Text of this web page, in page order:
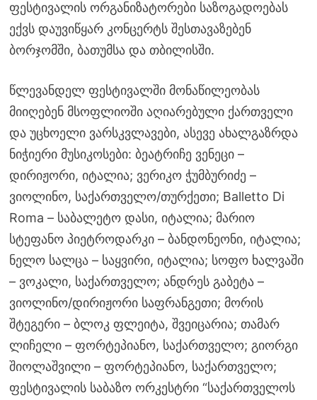
ფესტივალის ორგანიზატორები საზოგადოებას
ექვს დაუვიწყარ კონცერტს შესთავაზებენ
ბორჯომში, ბათუმსა და თბილისში.
წლევანდელ ფესტივალში მონაწილეობას
მიიღებენ მსოფლიოში აღიარებული ქართველი
და უცხოელი ვარსკვლავები, ასევე ახალგაზრდა
ნიჭიერი მუსიკოსები: ბეატრიჩე ვენეცი –
დირიჟორი, იტალია; ვერიკო ჭუმბურიძე –
ვიოლინო, საქართველო/თურქეთი; Balletto Di
Roma – საბალეტო დასი, იტალია; მარიო
სტეფანო პიეტროდარკი – ბანდონეონი, იტალია;
ნელო სალცა – საყვირი, იტალია; სოფო ხალვაში
– ვოკალი, საქართველო; ანდრეს გაბეტა –
ვიოლინო/დირიჟორი საფრანგეთი; მორის
შტეგერი – ბლოკ ფლეიტა, შვეიცარია; თამარ
ლიჩელი – ფორტეპიანო, საქართველო; გიორგი
შიოლაშვილი – ფორტეპიანო, საქართველო;
ფესტივალის საბაზო ორკესტრი “საქართველოს